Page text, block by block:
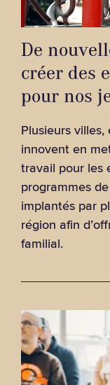
De
créer des
pour nos
Plusieurs
innovent en
travail pour les
programmes
implantés par
région afin
familial.